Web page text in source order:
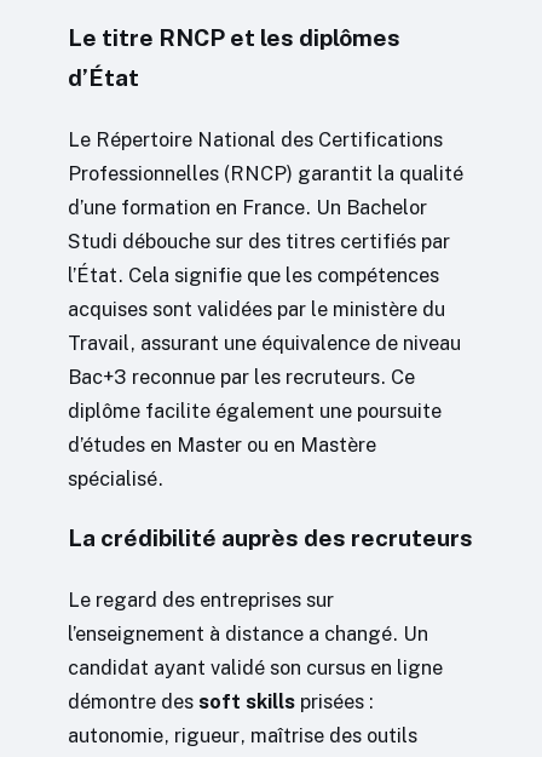
Le titre RNCP et les diplômes
d’État
Le Répertoire National des Certifications
Professionnelles (RNCP) garantit la qualité
d’une formation en France. Un Bachelor
Studi débouche sur des titres certifiés par
l’État. Cela signifie que les compétences
acquises sont validées par le ministère du
Travail, assurant une équivalence de niveau
Bac+3 reconnue par les recruteurs. Ce
diplôme facilite également une poursuite
d’études en Master ou en Mastère
spécialisé.
La crédibilité auprès des recruteurs
Le regard des entreprises sur
l’enseignement à distance a changé. Un
candidat ayant validé son cursus en ligne
démontre des soft skills prisées :
autonomie, rigueur, maîtrise des outils